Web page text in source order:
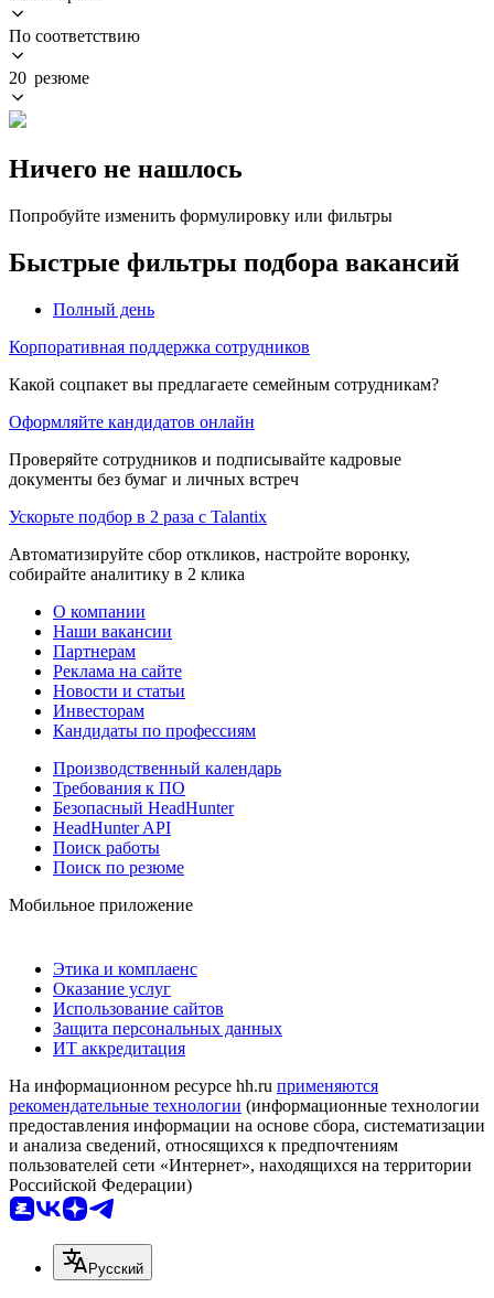
По соответствию
20 резюме
Ничего не нашлось
Попробуйте изменить формулировку или фильтры
Быстрые фильтры подбора вакансий
Полный день
Корпоративная поддержка сотрудников
Какой соцпакет вы предлагаете семейным сотрудникам?
Оформляйте кандидатов онлайн
Проверяйте сотрудников и подписывайте кадровые
документы без бумаг и личных встреч
Ускорьте подбор в 2 раза с Talantix
Автоматизируйте сбор откликов, настройте воронку,
собирайте аналитику в 2 клика
О компании
Наши вакансии
Партнерам
Реклама на сайте
Новости и статьи
Инвесторам
Кандидаты по профессиям
Производственный календарь
Требования к ПО
Безопасный HeadHunter
HeadHunter API
Поиск работы
Поиск по резюме
Мобильное приложение
Этика и комплаенс
Оказание услуг
Использование сайтов
Защита персональных данных
ИТ аккредитация
На информационном ресурсе hh.ru применяются
рекомендательные технологии (информационные технологии
предоставления информации на основе сбора, систематизации
и анализа сведений, относящихся к предпочтениям
пользователей сети «Интернет», находящихся на территории
Российской Федерации)
Русский